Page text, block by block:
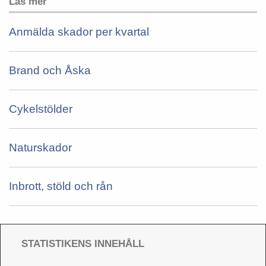
Anmälda skador per kvartal
Brand och Åska
Cykelstölder
Naturskador
Inbrott, stöld och rån
STATISTIKENS INNEHÅLL